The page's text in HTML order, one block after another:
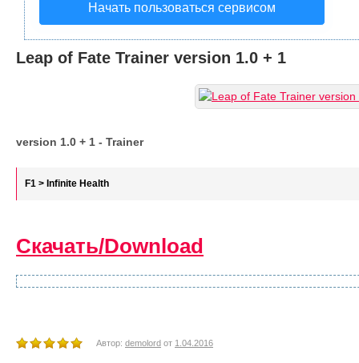
Начать пользоваться сервисом
Leap of Fate Trainer version 1.0 + 1
version 1.0 + 1 - Trainer
F1 > Infinite Health
Скачать/Download
Автор: demolord от 1.04.2016